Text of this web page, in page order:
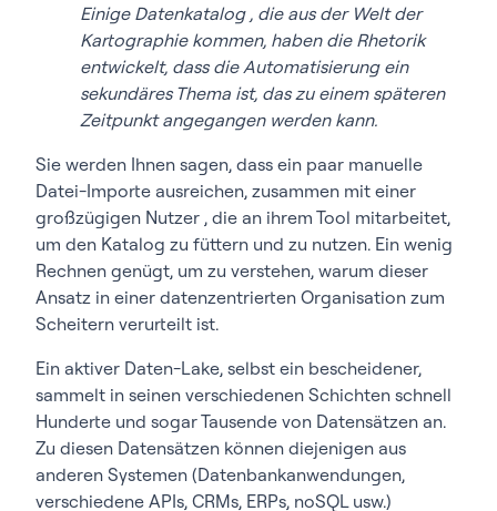
Einige Datenkatalog , die aus der Welt der
Kartographie kommen, haben die Rhetorik
entwickelt, dass die Automatisierung ein
sekundäres Thema ist, das zu einem späteren
Zeitpunkt angegangen werden kann.
Sie werden Ihnen sagen, dass ein paar manuelle
Datei-Importe ausreichen, zusammen mit einer
großzügigen Nutzer , die an ihrem Tool mitarbeitet,
um den Katalog zu füttern und zu nutzen. Ein wenig
Rechnen genügt, um zu verstehen, warum dieser
Ansatz in einer datenzentrierten Organisation zum
Scheitern verurteilt ist.
Ein aktiver Daten-Lake, selbst ein bescheidener,
sammelt in seinen verschiedenen Schichten schnell
Hunderte und sogar Tausende von Datensätzen an.
Zu diesen Datensätzen können diejenigen aus
anderen Systemen (Datenbankanwendungen,
verschiedene APIs, CRMs, ERPs, noSQL usw.)